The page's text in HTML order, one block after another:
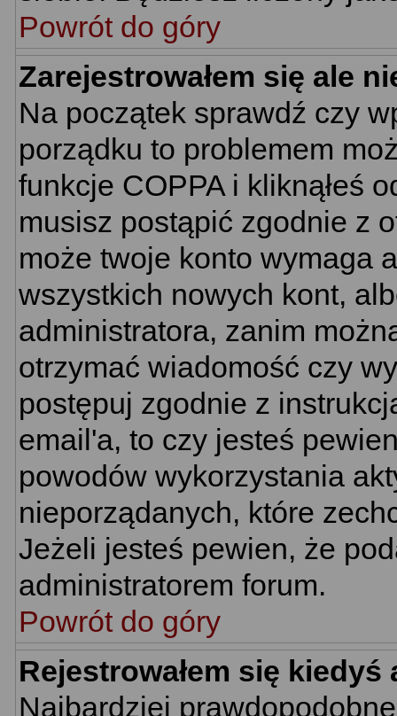
Powrót do góry
Zarejestrowałem się ale
Na początek sprawdź czy
porządku to problemem
funkcje COPPA i kliknąłeś
musisz postąpić zgodnie z
może twoje konto wymaga
wszystkich nowych kont,
administratora, zanim
otrzymać wiadomość czy
postępuj zgodnie z
email'a, to czy jesteś
powodów wykorzystania
nieporządanych, które
Jeżeli jesteś pewien, że
administratorem forum.
Powrót do góry
Rejestrowałem się
Najbardziej